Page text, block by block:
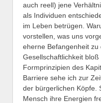
auch reell) jene
als Individuen
im Leben betrügen.
vorstellen, was uns
eherne Befangenheit zu
Gesellschaftlichkeit
Formprinzipien des
Barriere sehe ich zur
der bürgerlichen Köpfe.
Mensch ihre Energien